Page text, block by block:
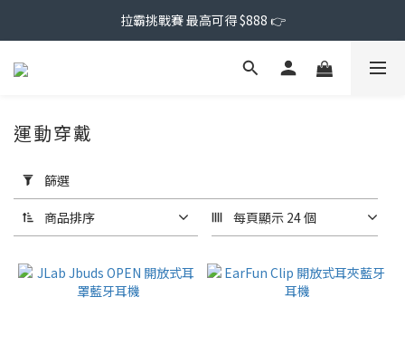
拉霸挑戰賽 最高可得 $888 👉
用
篩
選
(0/20)
價格
運動穿戴
篩選
商品排序 每頁顯示 24 個